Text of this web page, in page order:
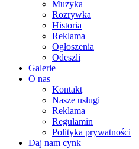
Muzyka
Rozrywka
Historia
Reklama
Ogłoszenia
Odeszli
Galerie
O nas
Kontakt
Nasze usługi
Reklama
Regulamin
Polityka prywatności
Daj nam cynk